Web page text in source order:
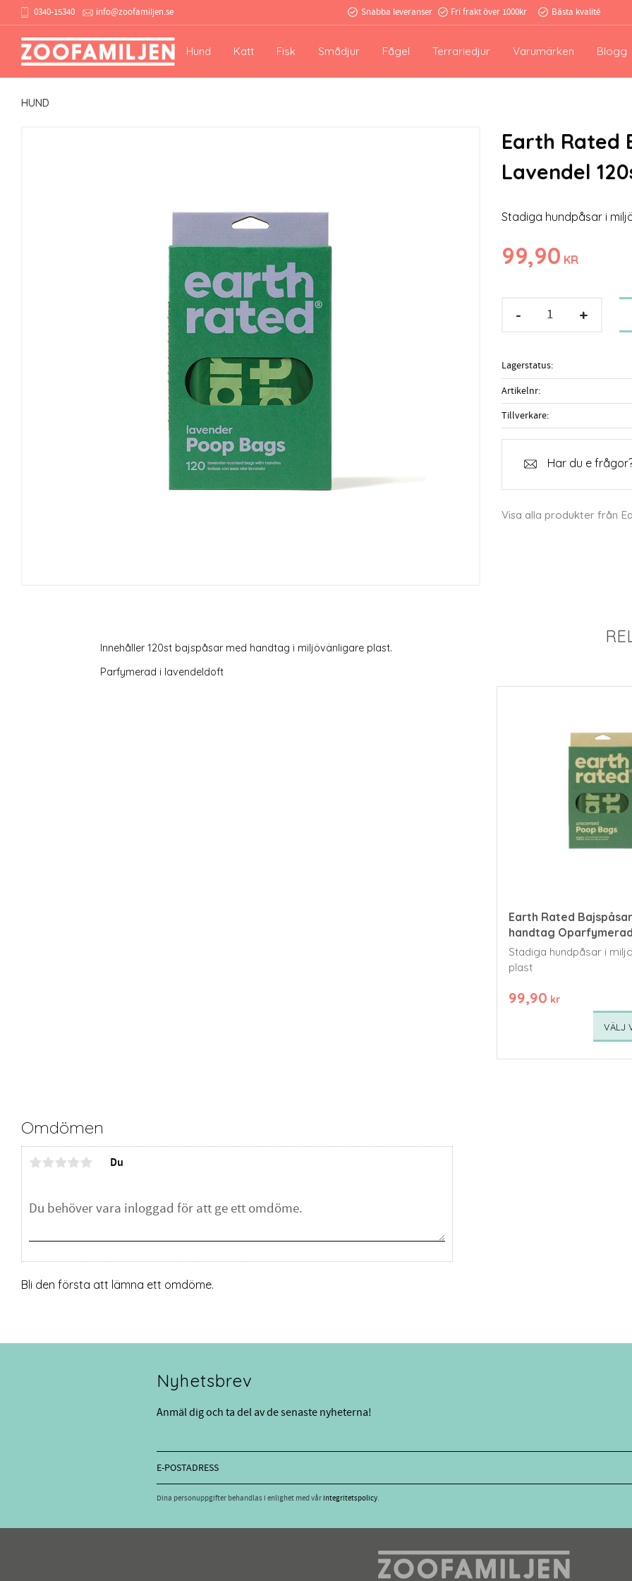
0340-15340 info@zoofamiljen.se Snabba leveranser Fri frakt över 1000kr Bästa kvalité
Hund Katt Fisk Smådjur Fågel Terrariedjur Varumärken Blogg
HUND
Earth Rated
Lavendel
Stadiga hundpåsar i
99,90 KR
+
-
Lagerstatus
Artikelnr
Tillverkare
Har du e
Visa alla produkter från
Innehåller 120st bajspåsar med handtag i miljövänligare plast.
Parfymerad i lavendeldoft
Omdömen
Du
Bli den första att lämna ett omdöme.
Earth Rated
handtag
Stadiga hundpåsar i
plast
99,90 kr
Nyhetsbrev
Anmäl dig och ta del av de senaste nyheterna!
Dina personuppgifter behandlas i enlighet med vårintegritetspolicy.